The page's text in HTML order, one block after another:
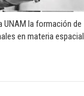
UNAM la formación de
en materia espacial